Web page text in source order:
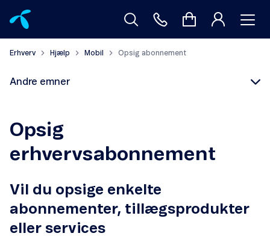
Erhverv Hjælp Mobil Opsig abonnement
Andre emner
Find din PUK-kode
Roaming
Opsig
erhvervsabonnement
Vil du opsige enkelte
abonnementer, tillægsprodukter
eller services